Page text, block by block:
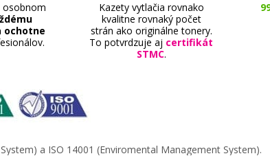
osobnom
ochotne
Kazety vytlačia rovnako
kvalitne rovnaký počet
strán ako originálne tonery.
To potvrdzuje aj certifikát
STMC.
a ISO 14001 (Enviromental Management System).